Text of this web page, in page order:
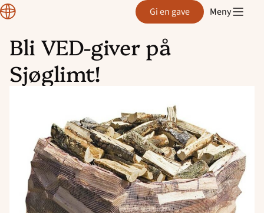
Hopp
til
innhold
Region
Østfold Gi en gave Meny
Bli VED-giver på
Sjøglimt!